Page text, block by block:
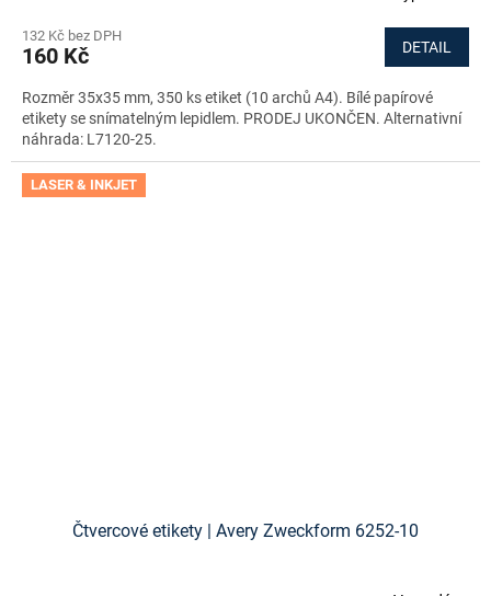
132 Kč bez DPH
160 Kč DETAIL
Rozměr 35x35 mm, 350 ks etiket (10 archů A4). Bílé papírové
etikety se snímatelným lepidlem. PRODEJ UKONČEN. Alternativní
náhrada: L7120-25.
LASER & INKJET
Čtvercové etikety | Avery Zweckform 6252-10